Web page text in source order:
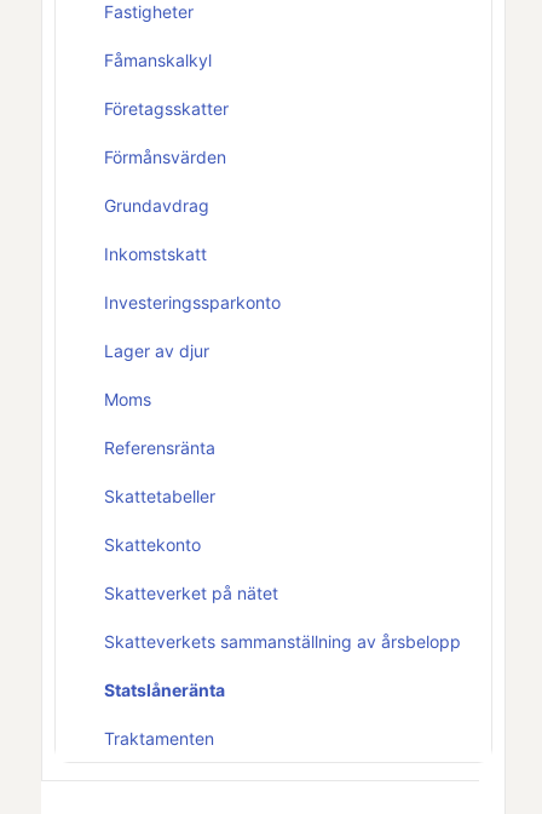
Fastigheter
Fåmanskalkyl
Företagsskatter
Förmånsvärden
Grundavdrag
Inkomstskatt
Investeringssparkonto
Lager av djur
Moms
Referensränta
Skattetabeller
Skattekonto
Skatteverket på nätet
Skatteverkets sammanställning av årsbelopp
Statslåneränta
Traktamenten